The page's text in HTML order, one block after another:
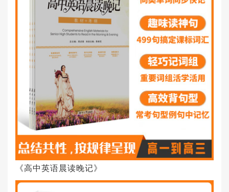
《高中英语晨读晚记》